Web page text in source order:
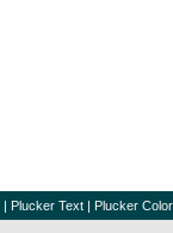
| Plucker Text | Plucker Color